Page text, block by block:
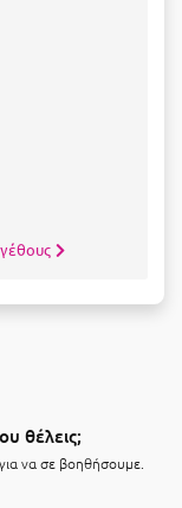
θέλεις;
να σε βοηθήσουμε.